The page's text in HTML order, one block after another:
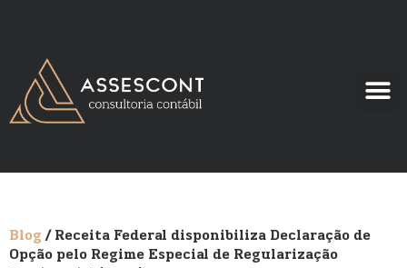
Blog/ Receita Federal disponibiliza Declaração de
Opção pelo Regime Especial de Regularização